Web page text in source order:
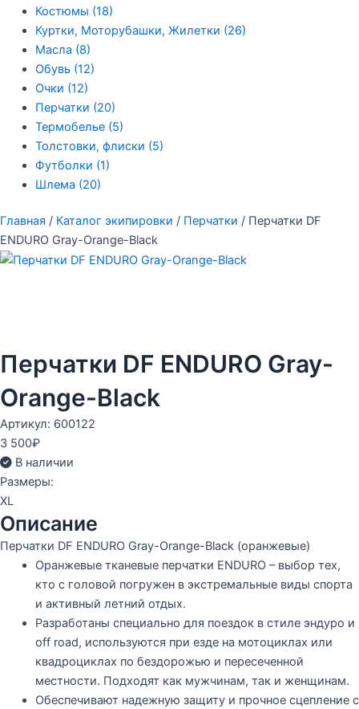
Костюмы (18)
Куртки, Моторубашки, Жилетки (26)
Масла (8)
Обувь (12)
Очки (12)
Перчатки (20)
Термобелье (5)
Толстовки, флиски (5)
Футболки (1)
Шлема (20)
Главная / Каталог экипировки / Перчатки / Перчатки DF
ENDURO Gray-Orange-Black
Перчатки DF ENDURO Gray-
Orange-Black
Артикул: 600122
3 500₽
В наличии
Размеры:
XL
Описание
Перчатки DF ENDURO Gray-Orange-Black (оранжевые)
Оранжевые тканевые перчатки ENDURO – выбор тех,
кто с головой погружен в экстремальные виды спорта
и активный летний отдых.
Разработаны специально для поездок в стиле эндуро и
off road, используются при езде на мотоциклах или
квадроциклах по бездорожью и пересеченной
местности. Подходят как мужчинам, так и женщинам.
Обеспечивают надежную защиту и прочное сцепление с